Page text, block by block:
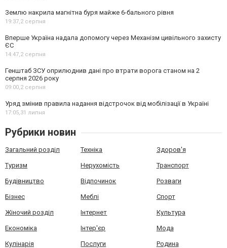
Землю накрила магнітна буря майже 6-бального рівня
19:37,2 серпня
Вперше Україна надала допомогу через Механізм цивільного захисту
ЄС
14:47,2 серпня
Генштаб ЗСУ оприлюднив дані про втрати ворога станом на 2
серпня 2026 року
09:00,2 серпня
Уряд змінив правила надання відстрочок від мобілізації в Україні
17:05,31 липня
Рубрики новин
Загальний розділ Техніка Здоров'я
Туризм Нерухомість Транспорт
Будівництво Відпочинок Розваги
Бізнес Меблі Спорт
Жіночий розділ Інтернет Культура
Економіка Інтер'єр Мода
Кулінарія Послуги Родина